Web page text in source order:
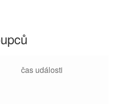
čas události